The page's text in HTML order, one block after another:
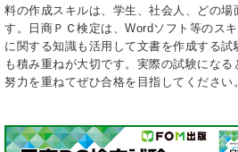
料の作成スキルは、学生、社会人、どの場
す。日商ＰＣ検定は、Wordソフト等のス
に関する知識も活用して文書を作成する試
も積み重ねが大切です。実際の試験になる
努力を重ねてぜひ合格を目指してください。